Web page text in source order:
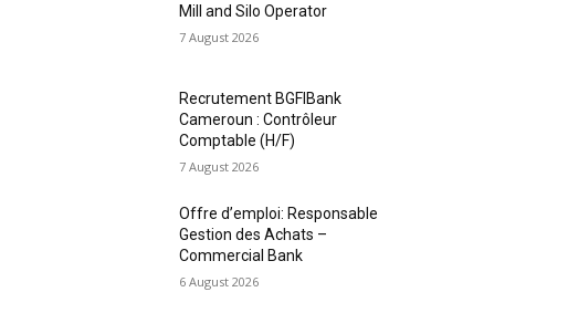
Mill and Silo Operator
7 August 2026
Recrutement BGFIBank
Cameroun : Contrôleur
Comptable (H/F)
7 August 2026
Offre d’emploi: Responsable
Gestion des Achats –
Commercial Bank
6 August 2026